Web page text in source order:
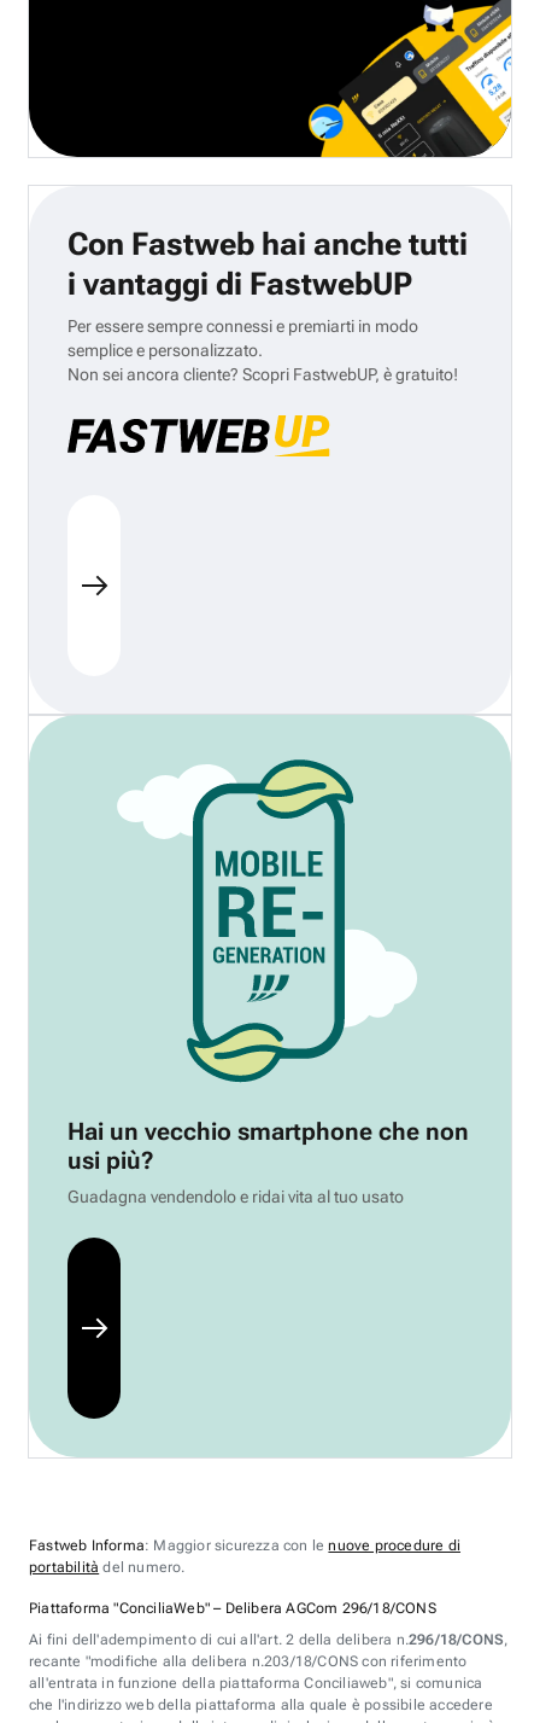
Con Fastweb hai anche tutti
i vantaggi di FastwebUP
Per essere sempre connessi e premiarti in modo
semplice e personalizzato.
Non sei ancora cliente? Scopri FastwebUP, è gratuito!
Hai un vecchio smartphone che non
usi più?
Guadagna vendendolo e ridai vita al tuo usato
Fastweb Informa: Maggior sicurezza con lenuove procedure di
portabilità del numero.
Piattaforma "ConciliaWeb" – Delibera AGCom 296/18/CONS
Ai fini dell'adempimento di cui all'art. 2 della delibera n.296/18/CONS,
recante "modifiche alla delibera n.203/18/CONS con riferimento
all'entrata in funzione della piattaforma Conciliaweb", si comunica
che l'indirizzo web della piattaforma alla quale è possibile accedere